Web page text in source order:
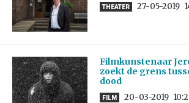
THEATER 27-05-2019
Filmkunstenaar
zoekt de grens
dood
FILM 20-03-2019